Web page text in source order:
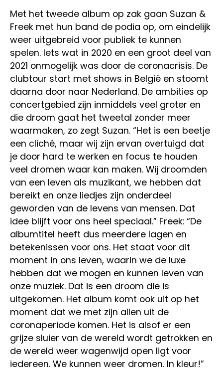
Met het tweede album op zak gaan Suzan &
Freek met hun band de podia op, om eindelijk
weer uitgebreid voor publiek te kunnen
spelen. Iets wat in 2020 en een groot deel van
2021 onmogelijk was door de coronacrisis. De
clubtour start met shows in België en stoomt
daarna door naar Nederland. De ambities op
concertgebied zijn inmiddels veel groter en
die droom gaat het tweetal zonder meer
waarmaken, zo zegt Suzan. “Het is een beetje
een cliché, maar wij zijn ervan overtuigd dat
je door hard te werken en focus te houden
veel dromen waar kan maken. Wij droomden
van een leven als muzikant, we hebben dat
bereikt en onze liedjes zijn onderdeel
geworden van de levens van mensen. Dat
idee blijft voor ons heel speciaal.” Freek: “De
albumtitel heeft dus meerdere lagen en
betekenissen voor ons. Het staat voor dit
moment in ons leven, waarin we de luxe
hebben dat we mogen en kunnen leven van
onze muziek. Dat is een droom die is
uitgekomen. Het album komt ook uit op het
moment dat we met zijn allen uit de
coronaperiode komen. Het is alsof er een
grijze sluier van de wereld wordt getrokken en
de wereld weer wagenwijd open ligt voor
iedereen. We kunnen weer dromen. In kleur!”